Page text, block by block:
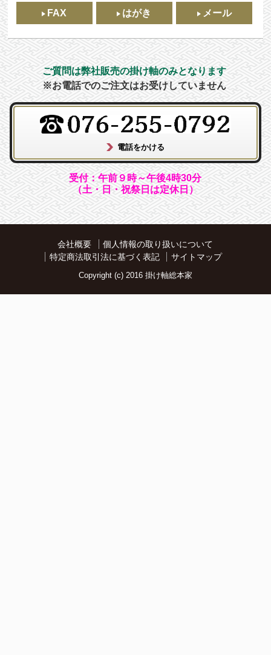
FAX
はがき メール
ご質問は弊社販売の掛け軸のみとなります
※お電話でのご注文はお受けしていません
受付：午前９時～午後4時30分
（土・日・祝祭日は定休日）
会社概要
個人情報の取り扱いについて
特定商法取引法に基づく表記
サイトマップ
Copyright (c) 2016 掛け軸総本家